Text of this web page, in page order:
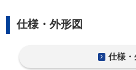
仕様・外形図
仕様